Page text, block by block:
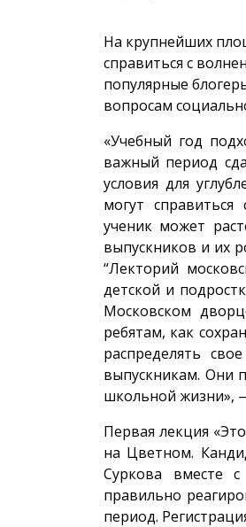
На крупнейших
справиться с
популярные
вопросам
«Учебный год
важный период
условия для
могут
ученик может
выпускников и их
“Лекторий
детской и
Московском
ребятам, как
распределять
выпускникам. Они
школьной жизни»,
Первая лекция
на Цветном.
Суркова вместе
правильно
период.